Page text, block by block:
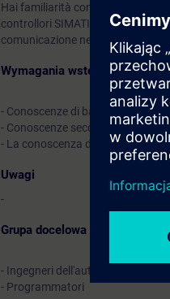
Hai familiarità con diversi
controllori SIMATIC e di
comunicazione nei sistemi di
Wymagania wstępne
- Conoscenze di base
- Conoscenze secondo il corso
- La conoscenza del linguaggio
Uwagi
-
Grupa docelowa
- Ingegneri dell'automazione
- Programmatori